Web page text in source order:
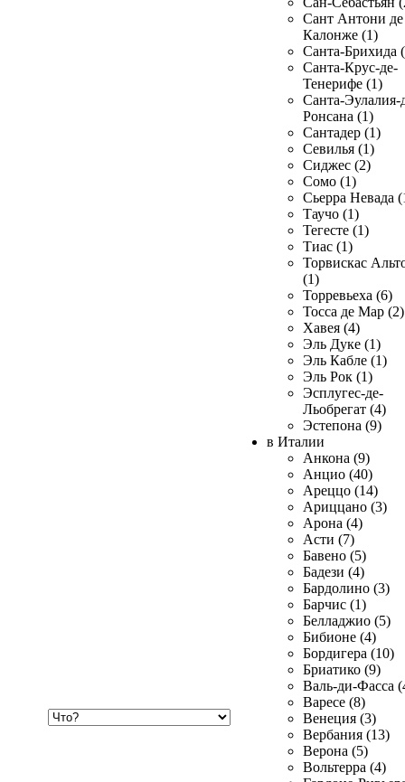
Сант Антони де
Калонже (1)
Санта-Брихида
Санта-Крус-де-
Тенерифе (1)
Санта-Эулалия-
Ронсана (1)
Сантадер (1)
Севилья (1)
Сиджес (2)
Сомо (1)
Сьерра Невада
Таучо (1)
Тегесте (1)
Тиас (1)
Торвискас
(1)
Торревьеха (6)
Тосса де Мар (2)
Хавея (4)
Эль Дуке (1)
Эль Кабле (1)
Эль Рок (1)
Эсплугес-де-
Льобрегат (4)
Эстепона (9)
в Италии
Анкона (9)
Анцио (40)
Ареццо (14)
Ариццано (3)
Арона (4)
Асти (7)
Бавено (5)
Бадези (4)
Бардолино (3)
Барчис (1)
Белладжио (5)
Бибионе (4)
Бордигера (10)
Бриатико (9)
Валь-ди-Фасса
Варесе (8)
Венеция (3)
Вербания (13)
Верона (5)
Вольтерра (4)